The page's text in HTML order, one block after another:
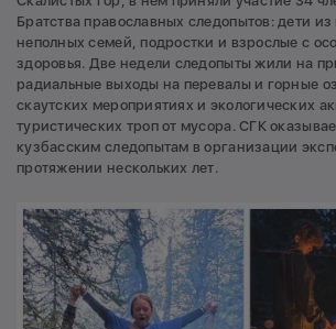
Братства православных следопытов: дети
неполных семей, подростки и взрослые с
здоровья. Две недели следопыты жили на
радиальные выходы на перевалы и горные
скаутских мероприятиях и экологических
туристических троп от мусора. СГК
кузбасским следопытам в организации
протяжении нескольких лет.